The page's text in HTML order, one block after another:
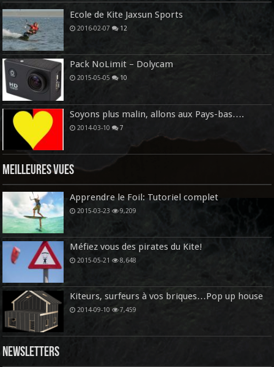
Ecole de Kite Jaxsun Sports
2016-02-07 12
Pack NoLimit – Dolycam
2015-05-05 10
Soyons plus malin, allons aux Pays-bas….
2014-03-10 7
Meilleures vues
Apprendre le Foil: Tutoriel complet
2015-03-23 9,209
Méfiez vous des pirates du Kite!
2015-05-21 8,648
Kiteurs, surfeurs à vos briques…Pop up house
2014-09-10 7,459
Newsletters